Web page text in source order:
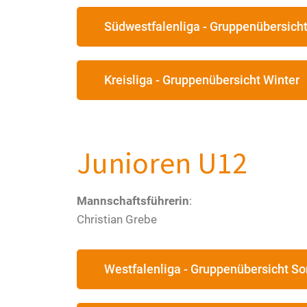
Südwestfalenliga -
Kreisliga - Gruppenübersicht Winter
Junioren U12
Mannschaftsführerin:
Christian Grebe
Westfalenliga - Gruppenübersicht